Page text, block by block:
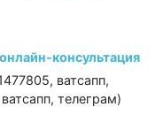
консультация
ватсапп,
телеграм)